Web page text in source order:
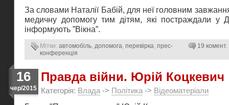
За словами Наталії Бабій, для неї головним
медичну допомогу тим дітям, які постраждали у
інформують ”Вікна”.
Мітки: автомобіль, допомога, перевірка, прес-
конференція
19 комент.
16
чер/2015
Правда війни. Юрій Коцкевич
Категорія: Влада -> Політика -> Відеоматеріали